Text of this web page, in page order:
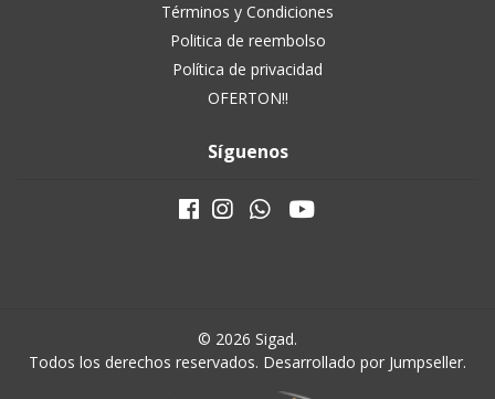
Términos y Condiciones
Politica de reembolso
Política de privacidad
OFERTON!!
Síguenos
© 2026 Sigad.
Todos los derechos reservados. Desarrollado por Jumpseller.